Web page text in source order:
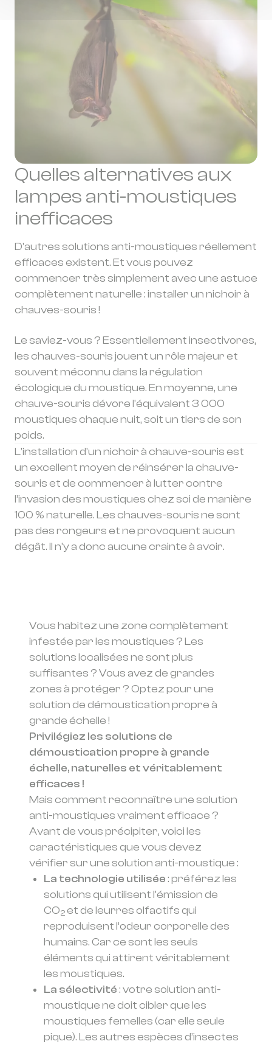
Quelles alternatives aux
lampes anti-moustiques
inefficaces
D’autres solutions anti-moustiques réellement
efficaces existent. Et vous pouvez
commencer très simplement avec une astuce
complètement naturelle : installer un nichoir à
chauves-souris !
Le saviez-vous ? Essentiellement insectivores,
les chauves-souris jouent un rôle majeur et
souvent méconnu dans la régulation
écologique du moustique. En moyenne, une
chauve-souris dévore l’équivalent 3 000
moustiques chaque nuit, soit un tiers de son
poids.
L’installation d’un nichoir à chauve-souris est
un excellent moyen de réinsérer la chauve-
souris et de commencer à lutter contre
l’invasion des moustiques chez soi de manière
100 % naturelle. Les chauves-souris ne sont
pas des rongeurs et ne provoquent aucun
dégât. Il n’y a donc aucune crainte à avoir.
Vous habitez une zone complètement
infestée par les moustiques ? Les
solutions localisées ne sont plus
suffisantes ? Vous avez de grandes
zones à protéger ? Optez pour une
solution de démoustication propre à
grande échelle !
Privilégiez les solutions de
démoustication propre à grande
échelle, naturelles et véritablement
efficaces !
Mais comment reconnaître une solution
anti-moustiques vraiment efficace ?
Avant de vous précipiter, voici les
caractéristiques que vous devez
vérifier sur une solution anti-moustique :
La technologie utilisée: préférez les
solutions qui utilisent l’émission de
CO2 et de leurres olfactifs qui
reproduisent l’odeur corporelle des
humains. Car ce sont les seuls
éléments qui attirent véritablement
les moustiques.
La sélectivité: votre solution anti-
moustique ne doit cibler que les
moustiques femelles (car elle seule
pique). Les autres espèces d’insectes